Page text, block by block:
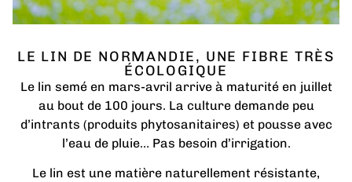
LE LIN DE NORMANDIE, UNE FIBRE TRÈS
ÉCOLOGIQUE
Le lin semé en mars-avril arrive à maturité en juillet
au bout de 100 jours. La culture demande peu
d’intrants (produits phytosanitaires) et pousse avec
l’eau de pluie… Pas besoin d’irrigation.
Le lin est une matière naturellement résistante,